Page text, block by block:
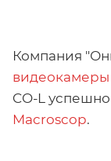
Компания
CO-L
Macroscop.